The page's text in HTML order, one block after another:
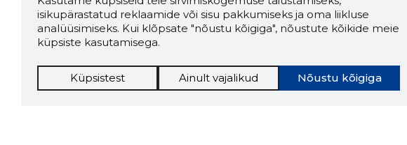
isikupärastatud reklaamide või sisu pakkumiseks ja oma liikluse
analüüsimiseks. Kui klõpsate "nõustu kõigiga", nõustute kõikide meie
küpsiste kasutamisega.
Nõustu kõigiga
Küpsistest Ainult vajalikud